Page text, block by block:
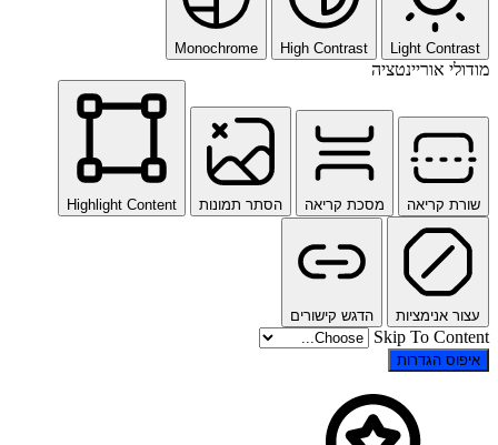
Light Contrast
High Contrast
Monochrome
מודולי אוריינטציה
שורת קריאה מסכת קריאה הסתר תמונות Highlight Content
עצור אנימציות הדגש קישורים
Skip To Content
איפוס הגדרות